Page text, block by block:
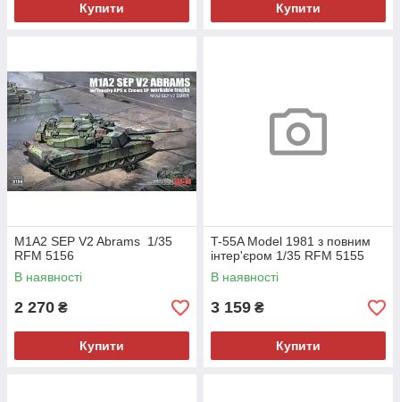
Купити Купити
M1A2 SEP V2 Abrams 1/35
RFM 5156
В наявності
2 270 ₴
Купити
T-55A Model 1981 з повним
інтер'єром 1/35 RFM 5155
В наявності
3 159 ₴
Купити